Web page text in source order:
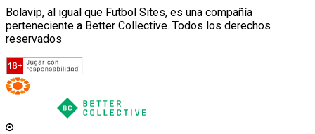
Bolavip, al igual que Futbol Sites, es una compañía
perteneciente a Better Collective. Todos los derechos
reservados